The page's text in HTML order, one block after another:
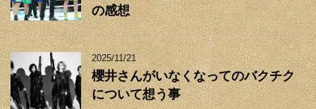
の感想
2025/11/21
櫻井さんがいなくなってのバクチク
について想う事